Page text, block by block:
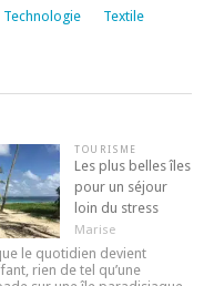
Technologie
Textile
TOURISME
Les plus belles îles
pour un séjour
loin du stress
Marise
le quotidien devient
rien de tel qu’une